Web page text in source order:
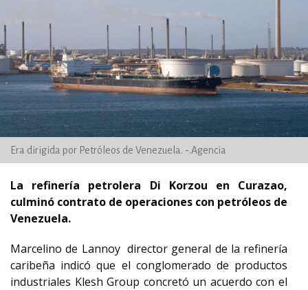
Era dirigida por Petróleos de Venezuela. -.Agencia
La refinería petrolera Di Korzou en Curazao,
culminó contrato de operaciones con petróleos de
Venezuela.
Marcelino de Lannoy director general de la refinería
caribeña indicó que el conglomerado de productos
industriales Klesh Group concretó un acuerdo con el